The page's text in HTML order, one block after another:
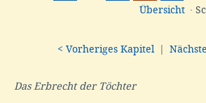
Übersicht ·
< Vorheriges Kapitel
Das Erbrecht der Töchter